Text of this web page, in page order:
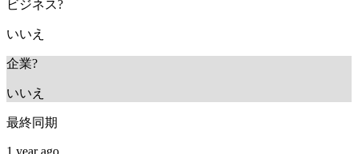
ビジネス?
いいえ
企業?
いいえ
最終同期
1 year ago